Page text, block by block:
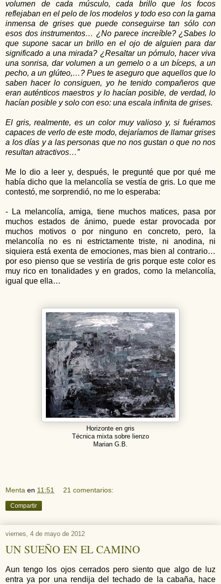
volumen de cada músculo, cada brillo que los focos
reflejaban en el pelo de los modelos y todo eso con la gama
inmensa de grises que puede conseguirse tan sólo con
esos dos instrumentos… ¿No parece increíble? ¿Sabes lo
que supone sacar un brillo en el ojo de alguien para dar
significado a una mirada? ¿Resaltar un pómulo, hacer viva
una sonrisa, dar volumen a un gemelo o a un bíceps, a un
pecho, a un glúteo,…? Pues te aseguro que aquellos que lo
saben hacer lo consiguen, yo he tenido compañeros que
eran auténticos maestros y lo hacían posible, de verdad, lo
hacían posible y solo con eso: una escala infinita de grises.
El gris, realmente, es un color muy valioso y, si fuéramos
capaces de verlo de este modo, dejaríamos de llamar grises
a los días y a las personas que no nos gustan o que no nos
resultan atractivos…”
Me lo dio a leer y, después, le pregunté que por qué me
había dicho que la melancolía se vestía de gris. Lo que me
contestó, me sorprendió, no me lo esperaba:
- La melancolía, amiga, tiene muchos matices, pasa por
muchos estados de ánimo, puede estar provocada por
muchos motivos o por ninguno en concreto, pero, la
melancolía no es ni estrictamente triste, ni anodina, ni
siquiera está exenta de emociones, mas bien al contrario…
por eso pienso que se vestiría de gris porque este color es
muy rico en tonalidades y en grados, como la melancolía,
igual que ella…
Horizonte en gris
Técnica mixta sobre lienzo
Marian G.B.
Menta en 11:51 21 comentarios:
Compartir
viernes, 4 de mayo de 2012
UN SUEÑO EN EL CAMINO
Aun tengo los ojos cerrados pero siento que algo de luz
entra ya por una rendija del techado de la cabaña, hace